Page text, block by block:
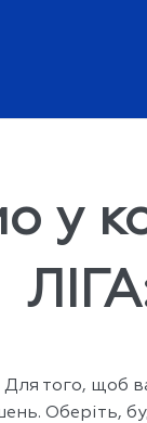
у
того, щоб
Оберіть,